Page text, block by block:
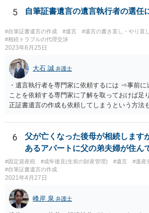
5 自筆証書遺言の遺言執行者の選任
#自筆証書遺言の作成 #遺言 #遺言の書き直し・やり直し
#相続トラブルの代理交渉
2023年6月25日
大石 誠 弁護士
・遺言執行者を専門家に依頼するには ⇒事前に
ことを依頼する専門家に了解を取っておけば足
正証書遺言の作成も依頼してしまうという方法
ません。 遺言執行者に就任し、遺言執行が完
弁護士費用としてかかります。 ・亡くなった
筆証書遺言の存在を親族がなかったものにされ
書を法務局に保管した場合、死亡後、法務局に
ることになりますので、「法務局に預けた自筆
がなかったもの」にすることはできません。 存
がありえますが、その予防方法は、遺言者と面
難しいです。
6
父が亡くなった後母が相続します
あるアパートに父の弟夫婦が住ん
#固定資産税 #成年後見(生前の財産管理) #遺言 #遺産
#自筆証書遺言の作成
2021年4月27日
峰岸 泉 弁護士